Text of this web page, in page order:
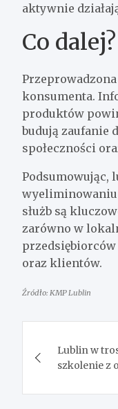
aktywnie
Co
konsumenta.
produktów
budują zaufanie
społeczności
Podsumowując,
wyeliminowaniu
służb są
zarówno w
przedsiębiorców
oraz klientów.
Źródło: KMP Lublin
wpisu
Lublin w
szkolenie z